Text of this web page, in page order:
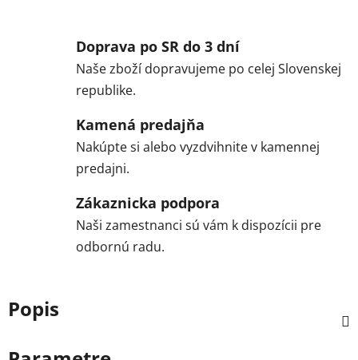
Doprava po SR do 3 dní
Naše zboží dopravujeme po celej Slovenskej
republike.
Kamená predajňa
Nakúpte si alebo vyzdvihnite v kamennej
predajni.
Zákaznicka podpora
Naši zamestnanci sú vám k dispozícii pre
odbornú radu.
Popis